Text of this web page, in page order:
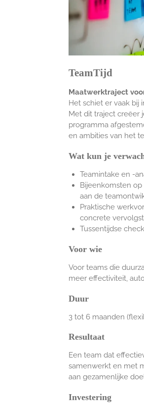
TeamTijd
Maatwerktraject
Het schiet er vaak bij
Met dit traject creëer
programma
en ambities van het
Wat kun je
Teamintake en -
Bijeenkomsten
aan de
Praktische
concrete
Tussentijdse
Voor wie
Voor teams die
meer effectiviteit,
Duur
3 tot 6 maanden
Resultaat
Een team dat
samenwerkt en met
aan gezamenlijke
Investering